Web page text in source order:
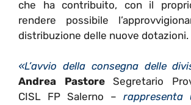
che ha contribuito, con il
rendere possibile
distribuzione delle nuove dotazioni.
«L’avvio della consegna delle
Andrea PastoreSegretario
CISL FP Salerno – rappresenta